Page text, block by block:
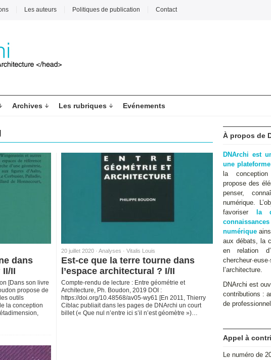
Les auteurs Politiques de publication Contact
Archives Les rubriques Evénements
dans
II/II
[Dans son livre
propose de
outils
la conception
20 juillet 2020 · Analyses · Vitalis Louis
Est-ce que la terre tourne dans
l’espace architectural ? I/II
Compte-rendu de lecture : Entre géométrie et
Architecture, Ph. Boudon, 2019 DOI :
https://doi.org/10.48568/av05-wy61 [En 2011, Thierry
Ciblac publiait dans les pages de DNArchi un court
billet (« Que nul n’entre ici s’il n’est géomètre »)…
À propos de
DNArchi est
une
la
propose des
penser,
numérique.
favoriser
la
numérique
aux débats, la
en relation
l’architecture.
DNArchi est
contributions :
de
Appel à
Le numéro de